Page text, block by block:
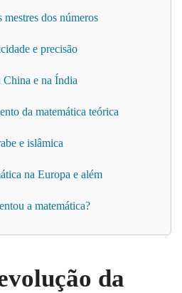
dos números
e precisão
China e na Índia
da matemática teórica
e islâmica
na Europa e além
a matemática?
da